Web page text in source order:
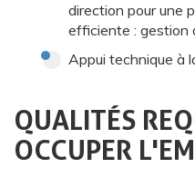
direction pour une
efficiente : gestion
Appui technique à
QUALITÉS
OCCUPER